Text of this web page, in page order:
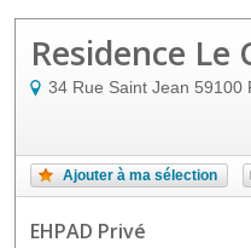
Residence Le
34 Rue Saint Jean 59100
Ajouter à ma sélection
EHPAD Privé